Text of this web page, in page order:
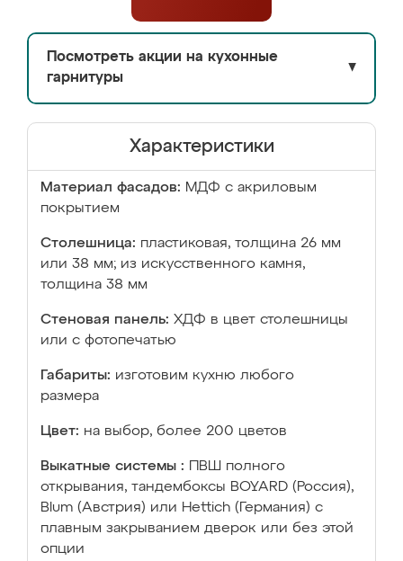
Посмотреть акции на кухонные
гарнитуры
▼
Характеристики
Материал фасадов: МДФ с акриловым
покрытием
Столешница: пластиковая, толщина 26 мм
или 38 мм; из искусственного камня,
толщина 38 мм
Стеновая панель: ХДФ в цвет столешницы
или с фотопечатью
Габариты: изготовим кухню любого
размера
Цвет: на выбор, более 200 цветов
Выкатные системы :
ПВШ полного
открывания, тандембоксы BOYARD (Россия),
Blum (Австрия) или Hettich (Германия) с
плавным закрыванием дверок или без этой
опции